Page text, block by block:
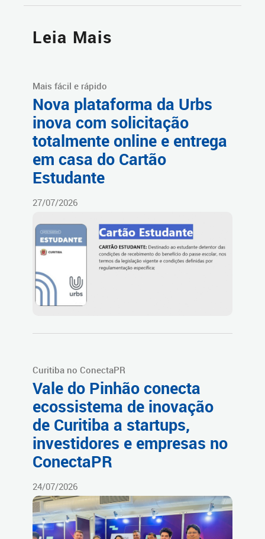
Leia Mais
Mais fácil e rápido
Nova plataforma da Urbs
inova com solicitação
totalmente online e entrega
em casa do Cartão
Estudante
27/07/2026
Curitiba no ConectaPR
Vale do Pinhão conecta
ecossistema de inovação
de Curitiba a startups,
investidores e empresas no
ConectaPR
24/07/2026